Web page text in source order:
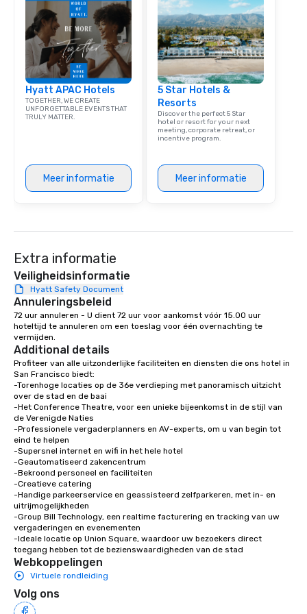
team building. All-Inclusive Group
Dining When meeting
corporate group
Smacking Foodie
group is assured a
experience with three
signature dishes at
person with tax and
included. The only
provides guests a
at various stops. Build Your Network
a typical sit-down
with different people
down at each venue
experiences not only
Lip Smacking Foodie
experiences can
Stress-Free Booking
enjoy the company of
more easily. You’ll
knowing that
Hyatt APAC Hotels
TOGETHER, WE CREATE
UNFORGETTABLE EVENTS THAT
TRULY MATTER.
Meer informatie
5 Star Hotels &
Resorts
Discover the perfect 5 Star
hotel or resort for your next
meeting, corporate retreat, or
incentive program.
Meer informatie
Extra informatie
Veiligheidsinformatie
Hyatt Safety Document
Annuleringsbeleid
72 uur annuleren - U dient 72 uur voor aankomst vóór 15.00 uur
hoteltijd te annuleren om een toeslag voor één overnachting te
vermijden.
Additional details
Profiteer van alle uitzonderlijke faciliteiten en diensten die ons hotel in
San Francisco biedt:
-Torenhoge locaties op de 36e verdieping met panoramisch uitzicht
over de stad en de baai
-Het Conference Theatre, voor een unieke bijeenkomst in de stijl van
de Verenigde Naties
-Professionele vergaderplanners en AV-experts, om u van begin tot
eind te helpen
-Supersnel internet en wifi in het hele hotel
-Geautomatiseerd zakencentrum
-Bekroond personeel en faciliteiten
-Creatieve catering
-Handige parkeerservice en geassisteerd zelfparkeren, met in- en
uitrijmogelijkheden
-Group Bill Technology, een realtime facturering en tracking van uw
vergaderingen en evenementen
-Ideale locatie op Union Square, waardoor uw bezoekers direct
toegang hebben tot de bezienswaardigheden van de stad
Webkoppelingen
Virtuele rondleiding
Volg ons